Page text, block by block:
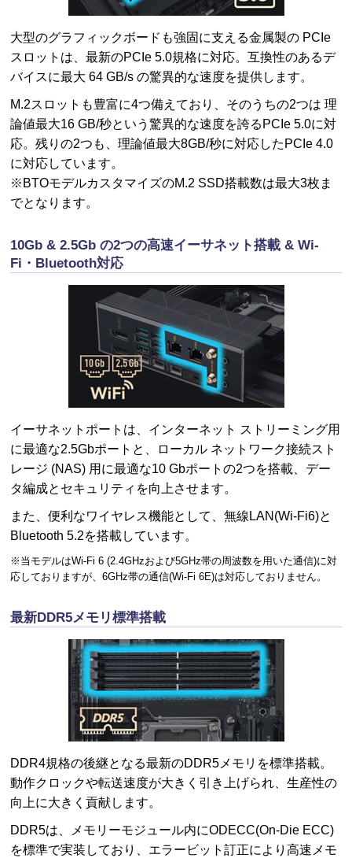
大型のグラフィックボードも強固に支える金属製の PCIe
スロットは、最新のPCIe 5.0規格に対応。互換性のあるデ
バイスに最大 64 GB/s の驚異的な速度を提供します。
M.2スロットも豊富に4つ備えており、そのうちの2つは 理
論値最大16 GB/秒という驚異的な速度を誇るPCIe 5.0に対
応。残りの2つも、理論値最大8GB/秒に対応したPCIe 4.0
に対応しています。
※BTOモデルカスタマイズのM.2 SSD搭載数は最大3枚ま
でとなります。
10Gb & 2.5Gb の2つの高速イーサネット搭載 & Wi-
Fi・Bluetooth対応
イーサネットポートは、インターネット ストリーミング用
に最適な2.5Gbポートと、ローカル ネットワーク接続スト
レージ (NAS) 用に最適な10 Gbポートの2つを搭載、デー
タ編成とセキュリティを向上させます。
また、便利なワイヤレス機能として、無線LAN(Wi-Fi6)と
Bluetooth 5.2を搭載しています。
※当モデルはWi-Fi 6 (2.4GHzおよび5GHz帯の周波数を用いた通信)に対
応しておりますが、6GHz帯の通信(Wi-Fi 6E)は対応しておりません。
最新DDR5メモリ標準搭載
DDR4規格の後継となる最新のDDR5メモリを標準搭載。
動作クロックや転送速度が大きく引き上げられ、生産性の
向上に大きく貢献します。
DDR5は、メモリーモジュール内にODECC(On-Die ECC)
を標準で実装しており、エラービット訂正により高速メモ